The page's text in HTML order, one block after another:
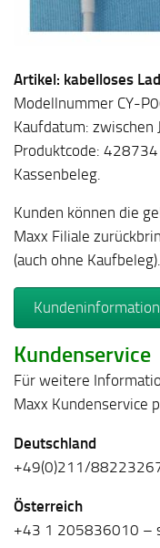
Artikel: kabelloses
Modellnummer CY-
Kaufdatum: zwischen
Produktcode:
Kassenbeleg.
Kunden können die
Maxx Filiale
(auch ohne Kaufbeleg).
Kundenservice
Für weitere
Maxx Kundenservice
Deutschland
+49(0)211/
Österreich
+43 1 205836010 –